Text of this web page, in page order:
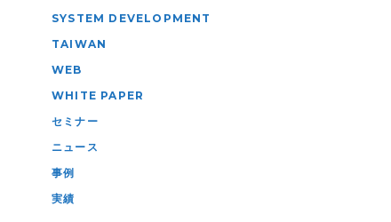
SYSTEM DEVELOPMENT
TAIWAN
WEB
WHITE PAPER
セミナー
ニュース
事例
実績